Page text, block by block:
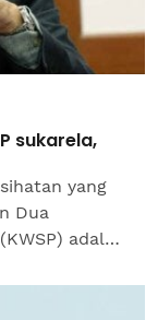
sukarela,
yang
Dua
adalah